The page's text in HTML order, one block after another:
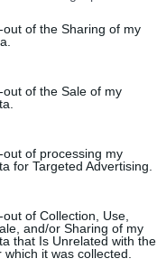
out of the Sharing of my
out of the Sale of my
out of processing my
for Targeted Advertising.
of Collection, Use,
and/or Sharing of my
that Is Unrelated with the
it was collected.
norrtälje